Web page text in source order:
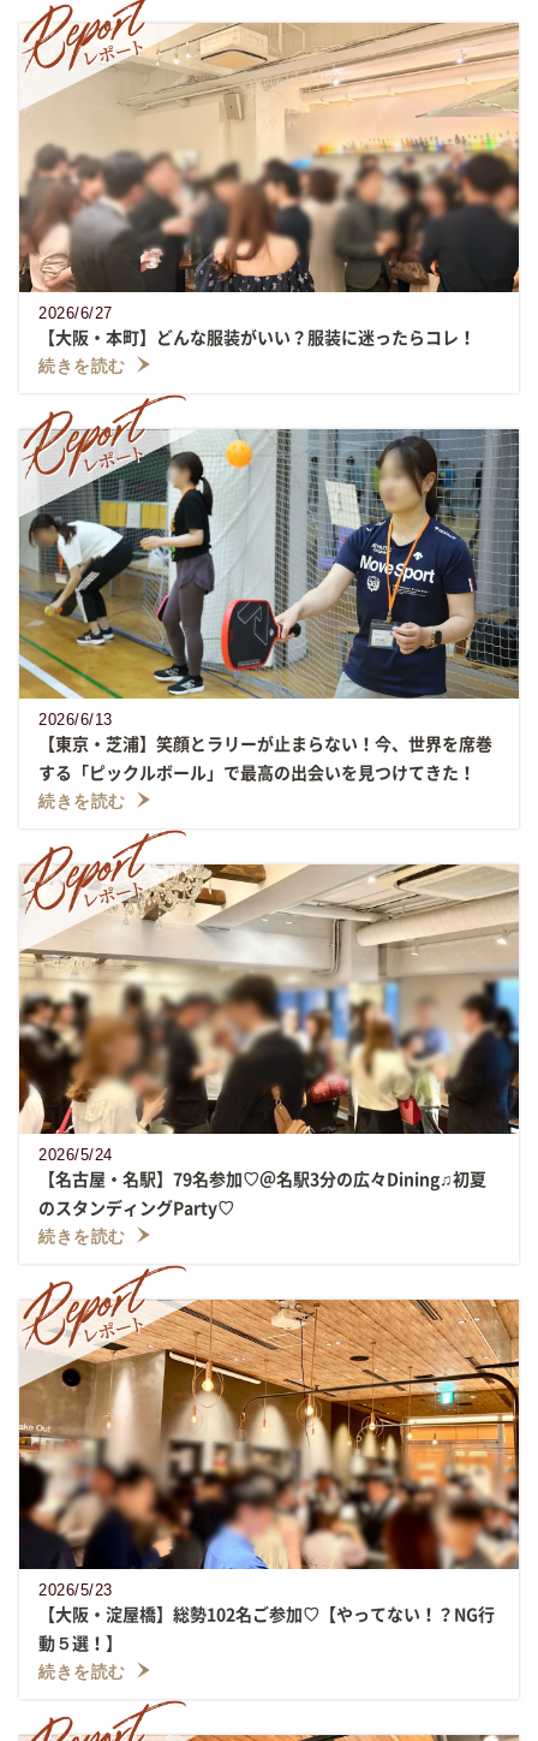
2026/6/27
【大阪・本町】どんな服装がいい？服装に迷ったらコレ！
続きを読む
2026/6/13
【東京・芝浦】笑顔とラリーが止まらない！今、世界を席巻
する「ピックルボール」で最高の出会いを見つけてきた！
続きを読む
2026/5/24
【名古屋・名駅】79名参加♡＠名駅3分の広々Dining♫初夏
のスタンディングParty♡
続きを読む
2026/5/23
【大阪・淀屋橋】総勢102名ご参加♡【やってない！？NG行
動５選！】
続きを読む